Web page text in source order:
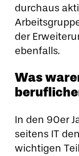
durchaus
der
ebenfalls.
Was
In den 90er
seitens IT
wichtigen